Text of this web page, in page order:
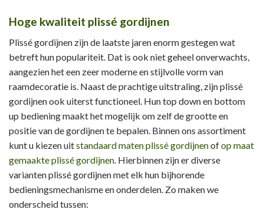
Hoge kwaliteit plissé gordijnen
Plissé gordijnen zijn de laatste jaren enorm gestegen wat
betreft hun populariteit. Dat is ook niet geheel onverwachts,
aangezien het een zeer moderne en stijlvolle vorm van
raamdecoratie is. Naast de prachtige uitstraling, zijn plissé
gordijnen ook uiterst functioneel. Hun top down en bottom
up bediening maakt het mogelijk om zelf de grootte en
positie van de gordijnen te bepalen. Binnen ons assortiment
kunt u kiezen uitstandaard maten plissé gordijnenofop maat
gemaakte plissé gordijnen. Hierbinnen zijn er diverse
varianten plissé gordijnen met elk hun bijhorende
bedieningsmechanisme en onderdelen. Zo maken we
onderscheid tussen: